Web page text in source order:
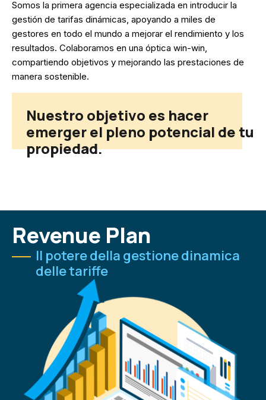
Somos la primera agencia especializada en introducir la
gestión de tarifas dinámicas, apoyando a miles de
gestores en todo el mundo a mejorar el rendimiento y los
resultados. Colaboramos en una óptica win-win,
compartiendo objetivos y mejorando las prestaciones de
manera sostenible.
Nuestro objetivo es hacer
emerger el pleno potencial de tu
propiedad.
Revenue Plan
Il potere della gestione dinamica
delle tariffe